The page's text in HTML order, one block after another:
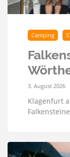
Camping
3. August 2026
Klagenfurt